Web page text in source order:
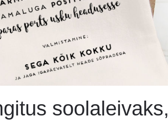
soolaleivaks,